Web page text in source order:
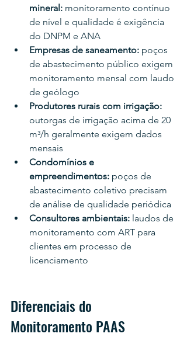
mineral: monitoramento contínuo
de nível e qualidade é exigência
do DNPM e ANA
Empresas de saneamento: poços
de abastecimento público exigem
monitoramento mensal com laudo
de geólogo
Produtores rurais com irrigação:
outorgas de irrigação acima de 20
m³/h geralmente exigem dados
mensais
Condomínios e
empreendimentos: poços de
abastecimento coletivo precisam
de análise de qualidade periódica
Consultores ambientais: laudos de
monitoramento com ART para
clientes em processo de
licenciamento
Diferenciais do
Monitoramento PAAS